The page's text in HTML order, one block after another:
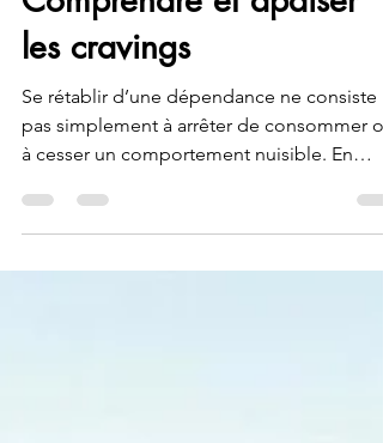
Comprendre et apaiser
les cravings
Se rétablir d’une dépendance ne consiste
pas simplement à arrêter de consommer ou
à cesser un comportement nuisible. En